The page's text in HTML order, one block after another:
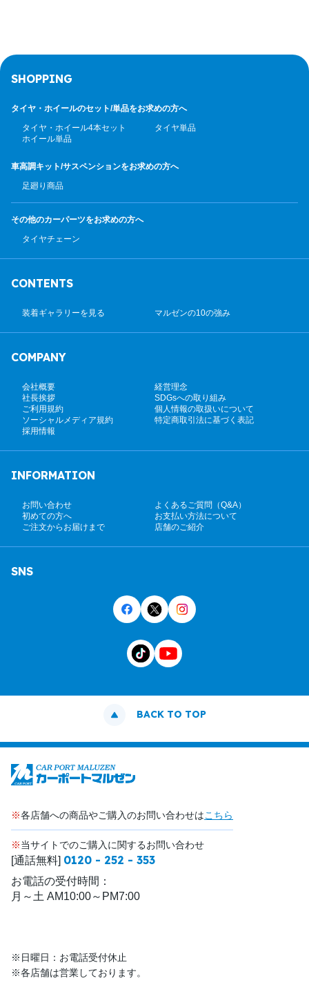
SHOPPING
タイヤ・ホイールのセット/単品をお求めの方へ
タイヤ・ホイール4本セット
タイヤ単品
ホイール単品
車高調キット/サスペンションをお求めの方へ
足廻り商品
その他のカーパーツをお求めの方へ
タイヤチェーン
CONTENTS
装着ギャラリーを見る マルゼンの10の強み
COMPANY
会社概要
経営理念
社長挨拶
SDGsへの取り組み
ご利用規約
個人情報の取扱いについて
ソーシャルメディア規約
特定商取引法に基づく表記
採用情報
INFORMATION
お問い合わせ
よくあるご質問（Q&A）
初めての方へ
お支払い方法について
ご注文からお届けまで
店舗のご紹介
SNS
BACK TO TOP
※各店舗への商品やご購入のお問い合わせはこちら
※当サイトでのご購入に関するお問い合わせ
[通話無料] 0120 - 252 - 353
お電話の受付時間：
月～土 AM10:00～PM7:00
※日曜日：お電話受付休止
※各店舗は営業しております。